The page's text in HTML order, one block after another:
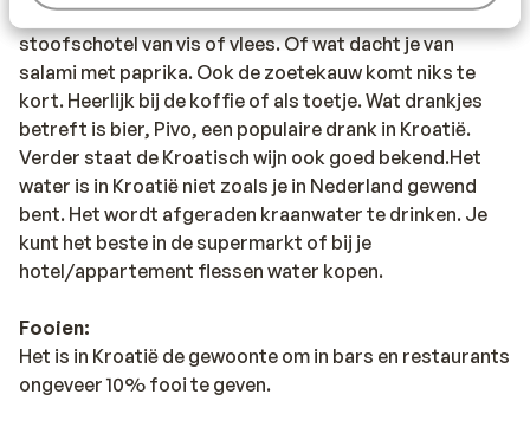
Proef tijdens je vakantie eens een heerlijke
stoofschotel van vis of vlees. Of wat dacht je van
salami met paprika. Ook de zoetekauw komt niks te
kort. Heerlijk bij de koffie of als toetje. Wat drankjes
betreft is bier, Pivo, een populaire drank in Kroatië.
Verder staat de Kroatisch wijn ook goed bekend.Het
water is in Kroatië niet zoals je in Nederland gewend
bent. Het wordt afgeraden kraanwater te drinken. Je
kunt het beste in de supermarkt of bij je
hotel/appartement flessen water kopen.
Fooien:
Het is in Kroatië de gewoonte om in bars en restaurants
ongeveer 10% fooi te geven.